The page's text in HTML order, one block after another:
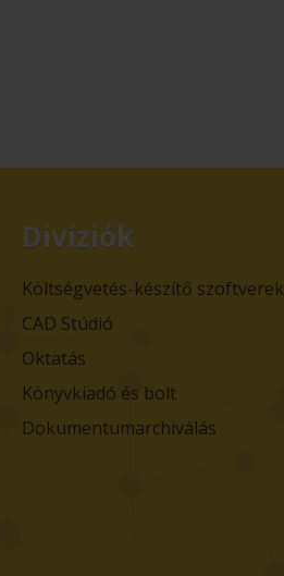
Divíziók
Költségvetés-készítő szoftverek
CAD Stúdió
Oktatás
Könyvkiadó és bolt
Dokumentumarchiválás